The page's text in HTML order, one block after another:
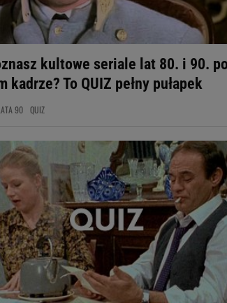
kultowe seriale lat 80. i 90.
kadrze? To QUIZ pełny pułapek
90 QUIZ